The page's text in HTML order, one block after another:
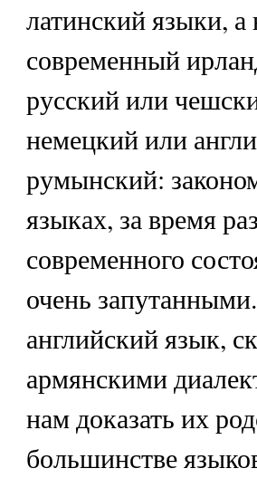
латинский языки,
современный
русский или
немецкий или
румынский:
языках, за время
современного
очень
английский язык,
армянскими
нам доказать их
большинстве